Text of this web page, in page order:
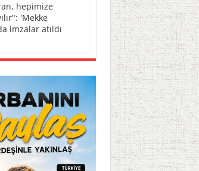
hepimize
'Mekke
imzalar atıldı